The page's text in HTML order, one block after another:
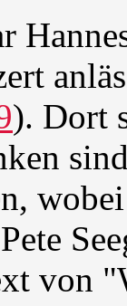
). Dort
von